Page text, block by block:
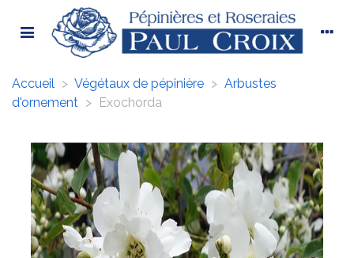
Accueil > Végétaux de pépinière > Arbustes
d'ornement > Exochorda